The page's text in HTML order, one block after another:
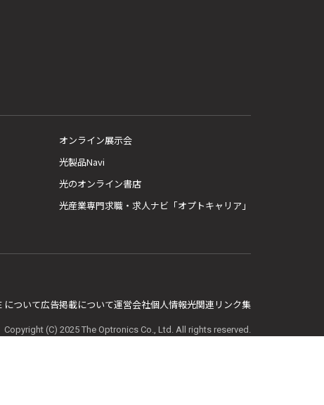
オンライン展示会
光製品Navi
光のオンライン書店
光産業専門求職・求人ナビ「オプトキャリア」
について広告掲載について運営会社個人情報光関連リンク集
Copyright (C) 2025 The Optronics Co., Ltd. All rights reserved.